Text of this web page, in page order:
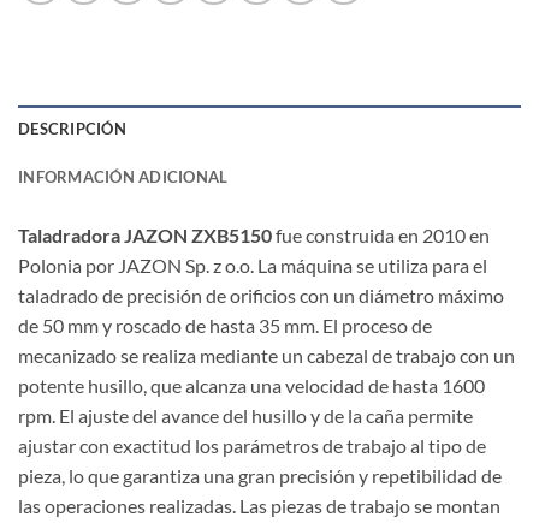
DESCRIPCIÓN
INFORMACIÓN ADICIONAL
Taladradora JAZON ZXB5150fue construida en 2010 en
Polonia por JAZON Sp. z o.o. La máquina se utiliza para el
taladrado de precisión de orificios con un diámetro máximo
de 50 mm y roscado de hasta 35 mm. El proceso de
mecanizado se realiza mediante un cabezal de trabajo con un
potente husillo, que alcanza una velocidad de hasta 1600
rpm. El ajuste del avance del husillo y de la caña permite
ajustar con exactitud los parámetros de trabajo al tipo de
pieza, lo que garantiza una gran precisión y repetibilidad de
las operaciones realizadas. Las piezas de trabajo se montan